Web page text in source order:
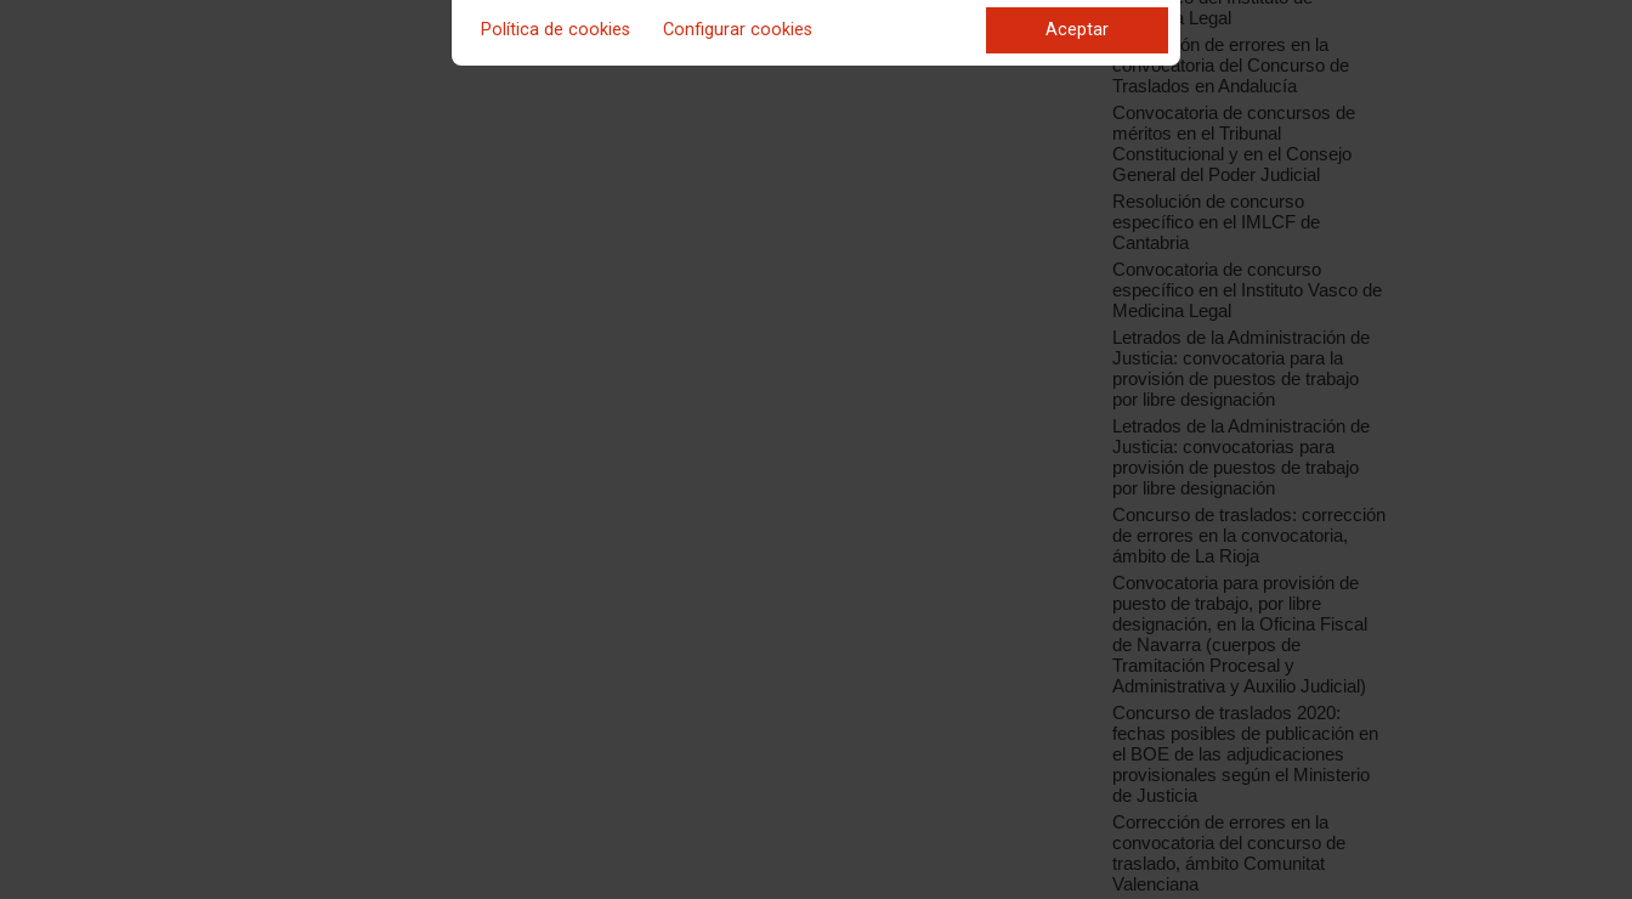
Política de cookies Configurar cookies Aceptar
Medicina Legal
Corrección de errores en la
convocatoria del Concurso de
Traslados en Andalucía
Convocatoria de concursos de
méritos en el Tribunal
Constitucional y en el Consejo
General del Poder Judicial
Resolución de concurso
específico en el IMLCF de
Cantabria
Convocatoria de concurso
específico en el Instituto Vasco de
Medicina Legal
Letrados de la Administración de
Justicia: convocatoria para la
provisión de puestos de trabajo
por libre designación
Letrados de la Administración de
Justicia: convocatorias para
provisión de puestos de trabajo
por libre designación
Concurso de traslados: corrección
de errores en la convocatoria,
ámbito de La Rioja
Convocatoria para provisión de
puesto de trabajo, por libre
designación, en la Oficina Fiscal
de Navarra (cuerpos de
Tramitación Procesal y
Administrativa y Auxilio Judicial)
Concurso de traslados 2020:
fechas posibles de publicación en
el BOE de las adjudicaciones
provisionales según el Ministerio
de Justicia
Corrección de errores en la
convocatoria del concurso de
traslado, ámbito Comunitat
Valenciana